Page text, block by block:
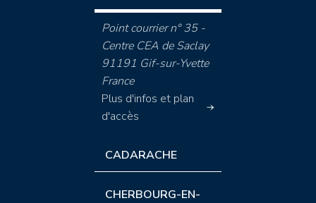
Point courrier n° 35 -
Centre CEA de Saclay
91191 Gif-sur-Yvette
France
Plus d'infos et plan
d'accès
CADARACHE
CHERBOURG-EN-